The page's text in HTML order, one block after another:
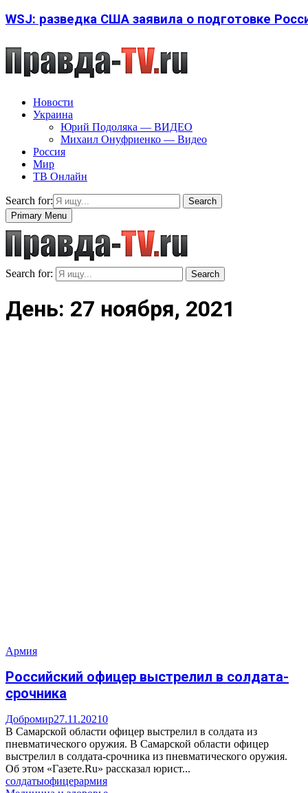
WSJ: разведка США заявила о подготовке
Новости
Украина
Юрий Подоляка — ВИДЕО
Михаил Онуфриенко — Видео
Россия
Мир
ТВ Онлайн
Search for:
Search
Primary Menu
Search for: Search
День: 27 ноября, 2021
Армия
Российский офицер выстрелил в солдата-
срочника
Добромир27.11.20210
В Самарской области офицер выстрелил в солдата из
пневматического оружия. В Самарской области офицер
выстрелил в солдата-срочника из пневматического оружия.
Об этом «Газете.Ru» рассказал юрист...
солдатыофицерармия